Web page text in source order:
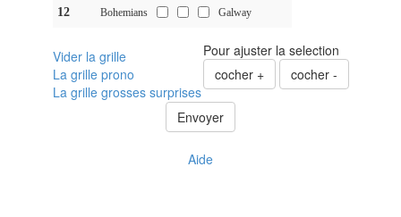
12 Bohemians Galway
Vider la grille
La grille prono
La grille grosses surprises
Pour ajuster la selection
cocher +
cocher -
Envoyer
Aide